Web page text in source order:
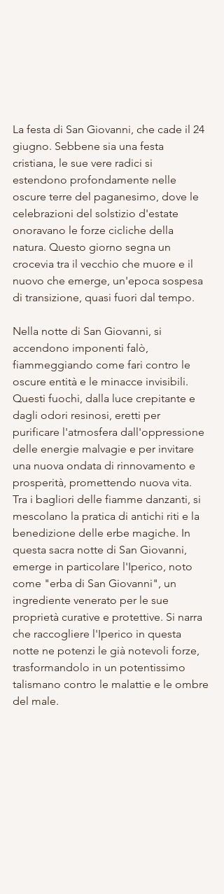
La festa di San Giovanni, che cade il 24
giugno. Sebbene sia una festa
cristiana, le sue vere radici si
estendono profondamente nelle
oscure terre del paganesimo, dove le
celebrazioni del solstizio d'estate
onoravano le forze cicliche della
natura. Questo giorno segna un
crocevia tra il vecchio che muore e il
nuovo che emerge, un'epoca sospesa
di transizione, quasi fuori dal tempo.
Nella notte di San Giovanni, si
accendono imponenti falò,
fiammeggiando come fari contro le
oscure entità e le minacce invisibili.
Questi fuochi, dalla luce crepitante e
dagli odori resinosi, eretti per
purificare l'atmosfera dall'oppressione
delle energie malvagie e per invitare
una nuova ondata di rinnovamento e
prosperità, promettendo nuova vita.
Tra i bagliori delle fiamme danzanti, si
mescolano la pratica di antichi riti e la
benedizione delle erbe magiche. In
questa sacra notte di San Giovanni,
emerge in particolare l'Iperico, noto
come "erba di San Giovanni", un
ingrediente venerato per le sue
proprietà curative e protettive. Si narra
che raccogliere l'Iperico in questa
notte ne potenzi le già notevoli forze,
trasformandolo in un potentissimo
talismano contro le malattie e le ombre
del male.